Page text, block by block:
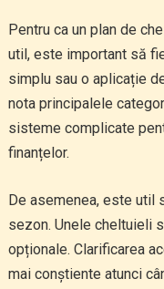
Pentru ca un plan de
util, este important să
simplu sau o aplicație
nota principalele
sisteme complicate
finanțelor.
De asemenea, este util
sezon. Unele cheltuieli
opționale. Clarificarea
mai conștiente atunci